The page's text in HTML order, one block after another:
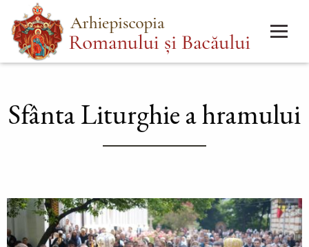
Mergi
la
conţinutul
Main
menu
Sfânta Liturghie a hramului